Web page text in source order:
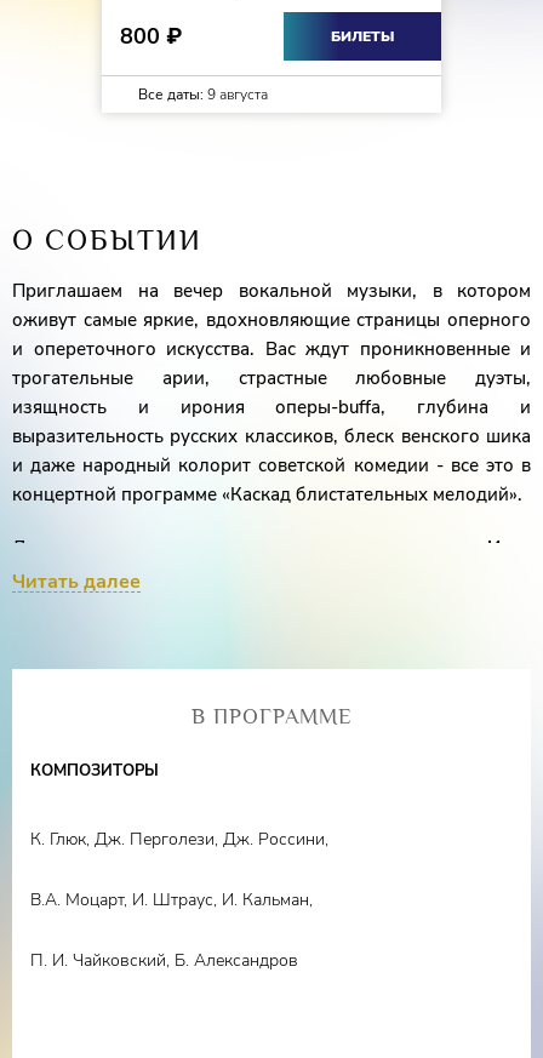
800 ₽ БИЛЕТЫ
Все даты: 9 августа
О СОБЫТИИ
Приглашаем на вечер вокальной музыки, в котором
оживут самые яркие, вдохновляющие страницы оперного
и опереточного искусства. Вас ждут проникновенные и
трогательные арии, страстные любовные дуэты,
изящность и ирония оперы-buffa, глубина и
выразительность русских классиков, блеск венского шика
и даже народный колорит советской комедии - все это в
концертной программе «Каскад блистательных мелодий».
Лауреат международных конкурсов Илья
Точилкин(баритон)
Маргарита Бекетова(фортепиано)
Конферансье– Игорь Дробышев
Читать далее
В ПРОГРАММЕ
КОМПОЗИТОРЫ
К. Глюк, Дж. Перголези, Дж. Россини,
В.А. Моцарт, И. Штраус, И. Кальман,
П. И. Чайковский, Б. Александров